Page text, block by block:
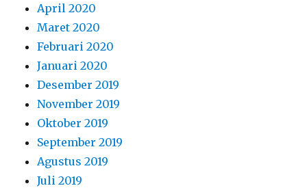
April 2020
Maret 2020
Februari 2020
Januari 2020
Desember 2019
November 2019
Oktober 2019
September 2019
Agustus 2019
Juli 2019